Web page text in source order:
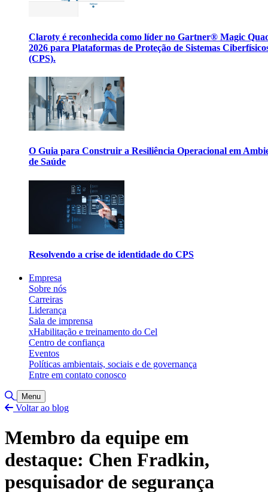
Claroty é reconhecida como líder no Gartner® Magic
2026 para Plataformas de Proteção de Sistemas
(CPS).
O Guia para Construir a Resiliência Operacional em
de Saúde
Resolvendo a crise de identidade do CPS
Empresa
Sobre nós
Carreiras
Liderança
Sala de imprensa
xHabilitação e treinamento do Cel
Centro de confiança
Eventos
Políticas ambientais, sociais e de governança
Entre em contato conosco
Alternar pesquisa
Menu
Voltar ao blog
Membro da equipe em
destaque: Chen Fradkin,
pesquisador de segurança